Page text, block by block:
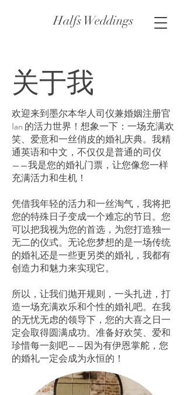
Halfs Weddings
关于我
欢迎来到墨尔本华人司仪兼婚姻注册官
Ian 的活力世界！想象一下：一场充满欢
笑、爱意和一丝俏皮的婚礼庆典。我精
通英语和中文，不仅仅是普通的司仪
——我是您的婚礼门票，让您像您一样
充满活力和生机！
凭借我年轻的活力和一丝淘气，我将把
您的特殊日子变成一个难忘的节日。您
可以把我视为您的首选，为您打造独一
无二的仪式。无论您梦想的是一场传统
的婚礼还是一些更另类的婚礼，我都有
创造力和魅力来实现它。
所以，让我们抛开规则，一头扎进，打
造一场充满欢乐和个性的婚礼吧。在我
的无忧无虑的领导下，您的大喜之日一
定会取得圆满成功。准备好欢笑、爱和
珍惜每一刻吧——因为有伊恩掌舵，您
的婚礼一定会成为永恒的！